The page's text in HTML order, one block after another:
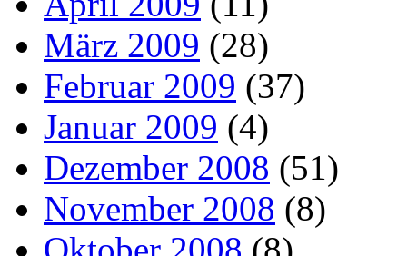
März 2009 (28)
Februar 2009 (37)
Januar 2009 (4)
Dezember 2008 (51)
November 2008 (8)